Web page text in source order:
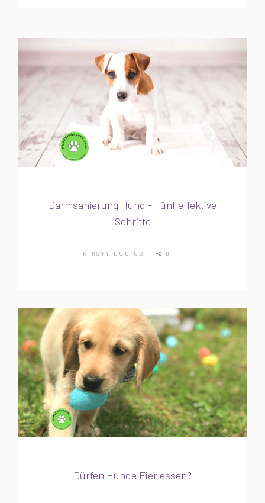
Darmsanierung Hund - Fünf effektive
Schritte
KIRSTY LUCIUS 0
Dürfen Hunde Eier essen?